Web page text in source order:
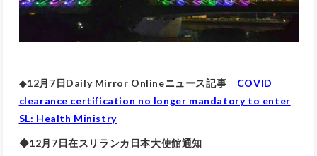
◆12月7日Daily Mirror Onlineニュース記事
COVID
clearance certification no longer mandatory to enter
SL: Health Ministry
◆12月7日在スリランカ日本大使館通知